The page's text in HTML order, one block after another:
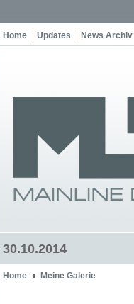
Home Updates News Archiv
30.10.2014
Home Meine Galerie